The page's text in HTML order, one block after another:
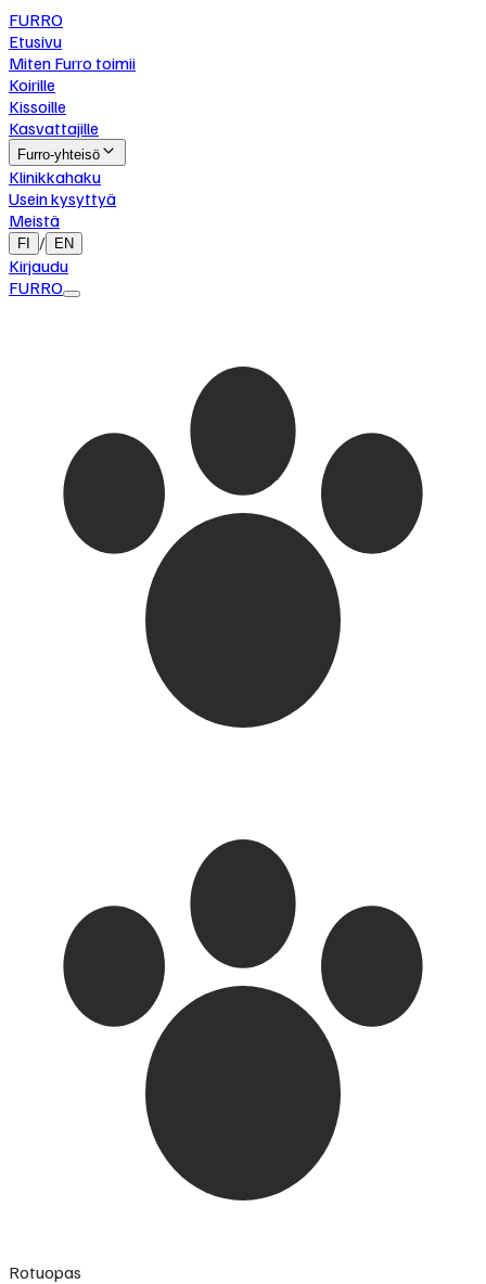
FURRO
Etusivu
Miten Furro toimii
Koirille
Kissoille
Kasvattajille
Furro-yhteisö
Klinikkahaku
Usein kysyttyä
Meistä
FI / EN
Kirjaudu
FURRO
Rotuopas